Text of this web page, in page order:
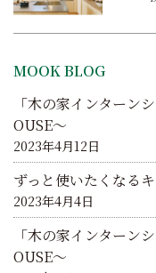
ー
シ
ョ
ン
MOOK BLOG
「木の家インターン
OUSE～
2023年4月12日
ずっと使いたくなるキ
2023年4月4日
「木の家インターン
OUSE～